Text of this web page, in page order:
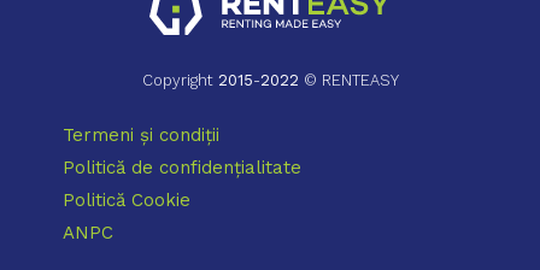
Copyright 2015-2022 © RENTEASY
Termeni și condiții
Politică de confidențialitate
Politică Cookie
ANPC